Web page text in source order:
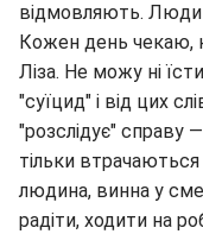
відмовляють. Люди
Кожен день чекаю,
Ліза. Не можу ні
"суїцид" і від цих
"розслідує" справу
тільки
людина, винна у
радіти, ходити на